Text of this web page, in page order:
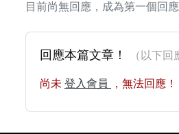
目前尚無回應，成為第一個回應
回應本篇文章！ （以下
尚未 登入會員 ，無法回應！